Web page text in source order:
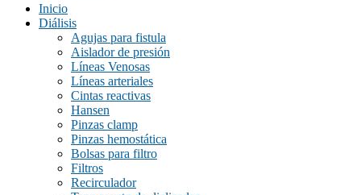
Color del producto
amarillo(0)
amarillo fluor/negro
azul(0)
azulino(0)
azulino, blanco, gris
beige(0)
Inicio
Diálisis
Agujas para fistula
Aislador de presión
Líneas Venosas
Líneas arteriales
Cintas reactivas
Hansen
Pinzas clamp
Pinzas hemostática
Bolsas para filtro
Filtros
Recirculador